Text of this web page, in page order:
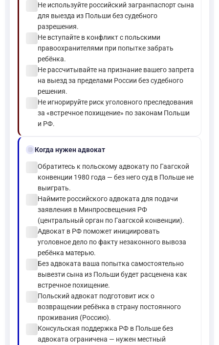
Не используйте российский загранпаспорт сына
для выезда из Польши без судебного
разрешения.
Не вступайте в конфликт с польскими
правоохранителями при попытке забрать
ребёнка.
Не рассчитывайте на признание вашего запрета
на выезд за пределами России без судебного
решения.
Не игнорируйте риск уголовного преследования
за «встречное похищение» по законам Польши
и РФ.
gavelКогда нужен адвокат
Обратитесь к польскому адвокату по Гаагской
конвенции 1980 года — без него суд в Польше не
выиграть.
Наймите российского адвоката для подачи
заявления в Минпросвещения РФ
(центральный орган по Гаагской конвенции).
Адвокат в РФ поможет инициировать
уголовное дело по факту незаконного вывоза
ребёнка матерью.
Без адвоката ваша попытка самостоятельно
вывезти сына из Польши будет расценена как
встречное похищение.
Польский адвокат подготовит иск о
возвращении ребёнка в страну постоянного
проживания (Россию).
Консульская поддержка РФ в Польше без
адвоката ограничена — нужен местный